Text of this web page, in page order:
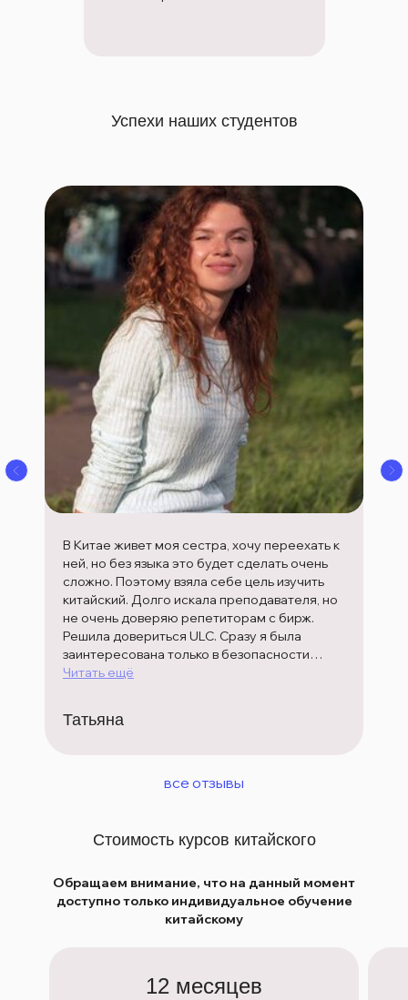
Успехи наших студентов
В Китае живет моя сестра, хочу переехать к
ней, но без языка это будет сделать очень
сложно. Поэтому взяла себе цель изучить
китайский. Долго искала преподавателя, но
не очень доверяю репетиторам с бирж.
Решила довериться ULC. Сразу я была
заинтересована только в безопасности
своих вложений и качестве обслуживания,
онлайн, формат самый удобный для меня.
хорошем смысле. Выражаю благодарность
Читать ещё
Татьяна
все отзывы
Стоимость курсов китайского
Обращаем внимание, что на данный момент
доступно только индивидуальное обучение
китайскому
12 месяцев